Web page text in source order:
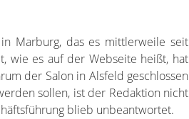
Marburg, das es mittlerweile seit
wie es auf der Webseite heißt, hat
der Salon in Alsfeld geschlossen
sollen, ist der Redaktion nicht
blieb unbeantwortet.